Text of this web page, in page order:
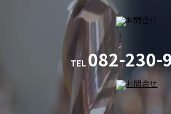
TEL 082-230-